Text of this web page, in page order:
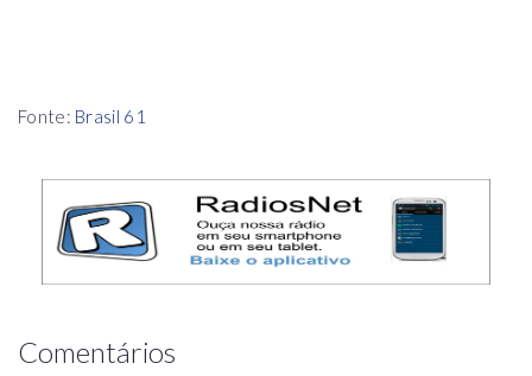
Fonte: Brasil 61
Comentários